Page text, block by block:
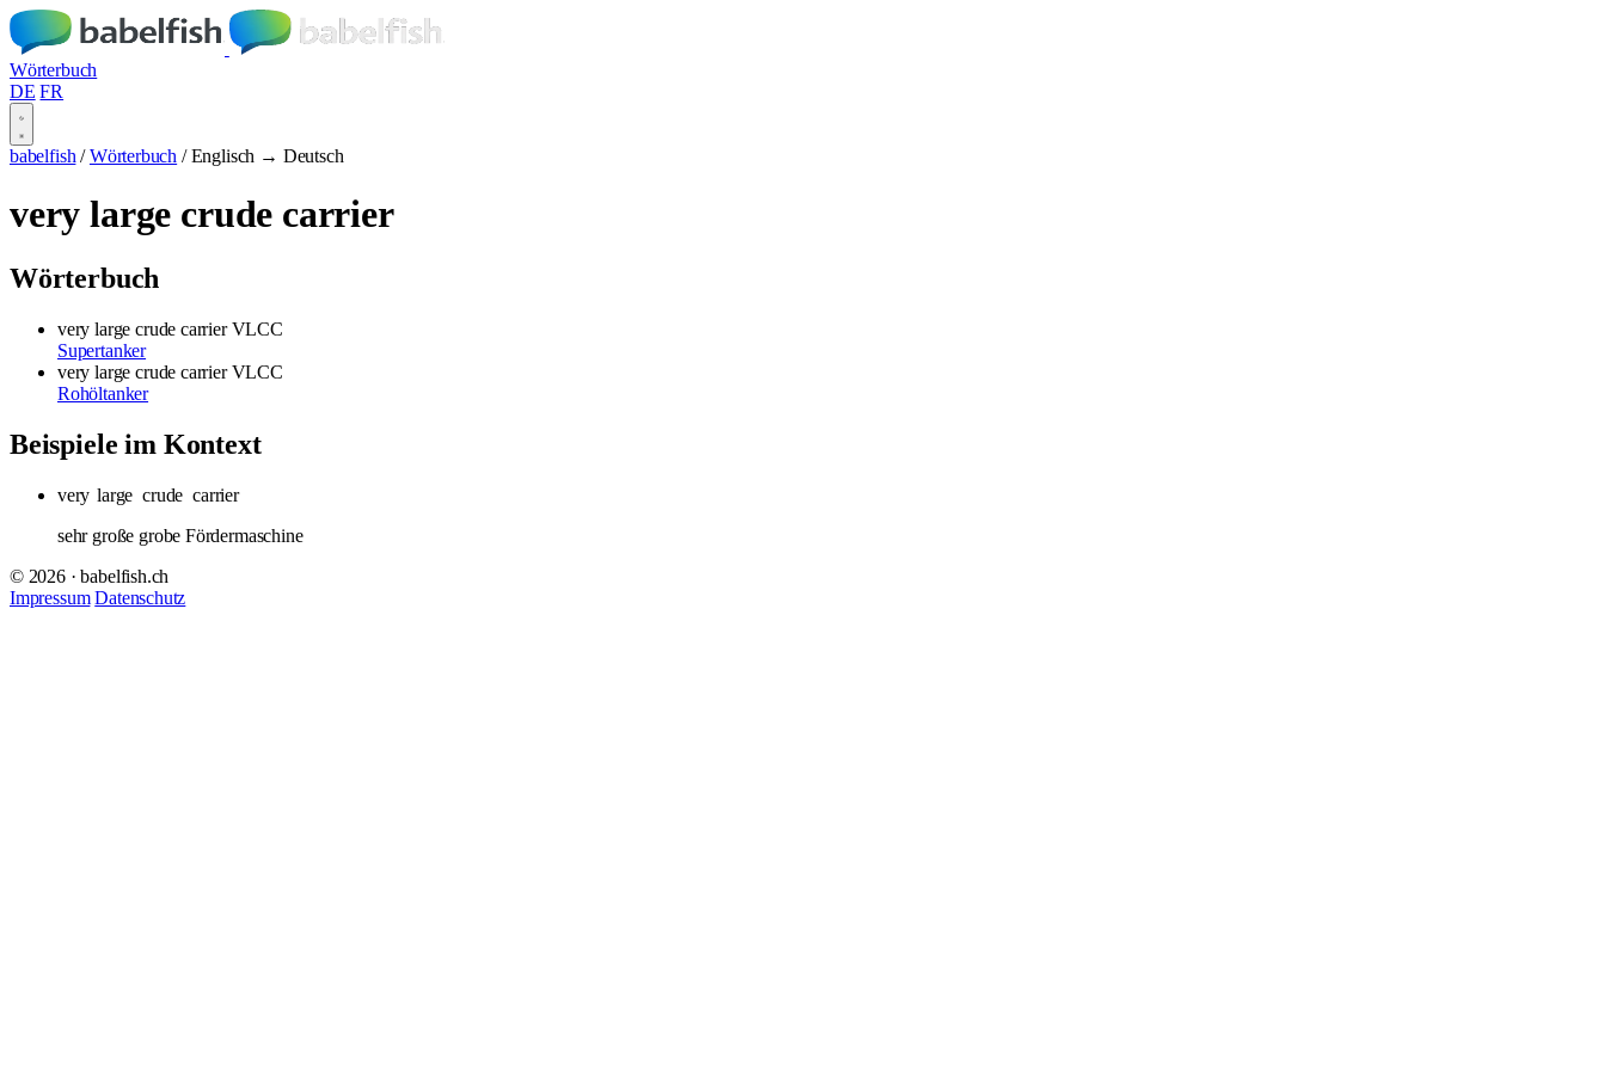
Wörterbuch
DE FR
babelfish / Wörterbuch / Englisch → Deutsch
very large crude carrier
Wörterbuch
very large crude carrier VLCC
Supertanker
very large crude carrier VLCC
Rohöltanker
Beispiele im Kontext
very large crude carrier
sehr große grobe Fördermaschine
© 2026 · babelfish.ch
Impressum Datenschutz